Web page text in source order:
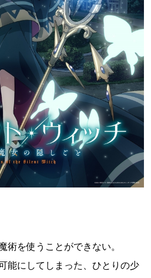
術を使うことができない。
能にしてしまった、ひとりの少